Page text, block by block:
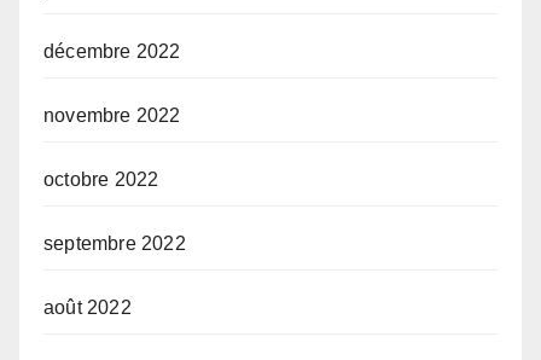
décembre 2022
novembre 2022
octobre 2022
septembre 2022
août 2022